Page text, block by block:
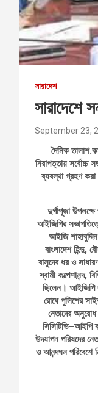
সারাদেশ
সারাদেশে
September 23,
দৈনিক
নিরাপত্তায় সর্বোচ্চ
ব্যবস্থা গ্রহণ
দুর্গাপূজা
আইজিপির
আইজি
বাংলাদেশ হিন্দু,
বাসুদেব ধর ও
স্বামী
ছিলেন। আইজিপি
রোধে পুলিশের
নেতাদের অনুরোধ
সিসিটিভি–আইপি
উদযাপন পরিষদের
ও আনন্দঘন পরিবেশে